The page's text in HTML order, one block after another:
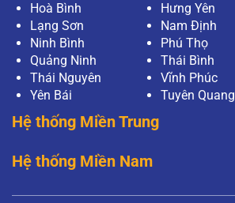
Hoà Bình
Hưng Yên
Lạng Sơn
Nam Định
Ninh Bình
Phú Thọ
Quảng Ninh
Thái Bình
Thái Nguyên
Vĩnh Phúc
Yên Bái
Tuyên Quang
Hệ thống Miền Trung
Hệ thống Miền Nam